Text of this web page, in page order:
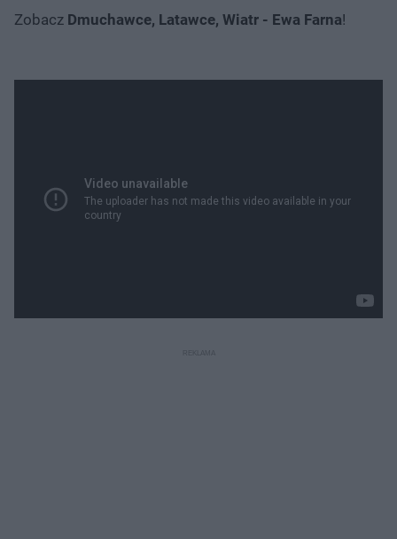
Zobacz Dmuchawce, Latawce, Wiatr - Ewa Farna!